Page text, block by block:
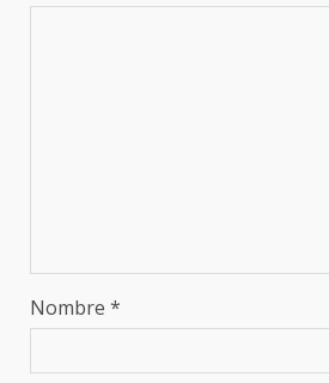
Nombre *